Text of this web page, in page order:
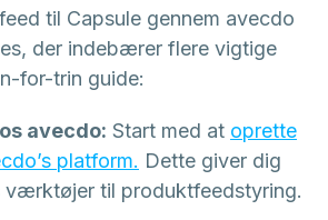
til Capsule gennem avecdo
der indebærer flere vigtige
for-trin guide:
avecdo: Start med at oprette
platform. Dette giver dig
værktøjer til produktfeedstyring.